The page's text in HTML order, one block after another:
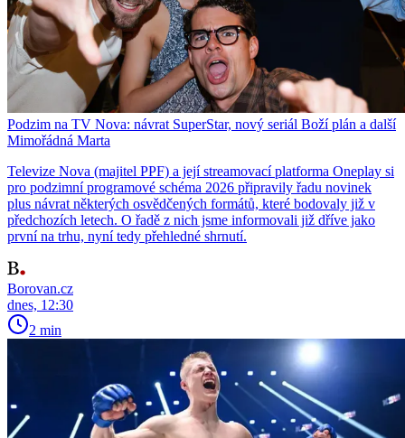
Podzim na TV Nova: návrat SuperStar, nový seriál Boží plán a další
Mimořádná Marta
Televize Nova (majitel PPF) a její streamovací platforma Oneplay si
pro podzimní programové schéma 2026 připravily řadu novinek
plus návrat některých osvědčených formátů, které bodovaly již v
předchozích letech. O řadě z nich jsme informovali již dříve jako
první na trhu, nyní tedy přehledné shrnutí.
Borovan.cz
dnes, 12:30
2 min